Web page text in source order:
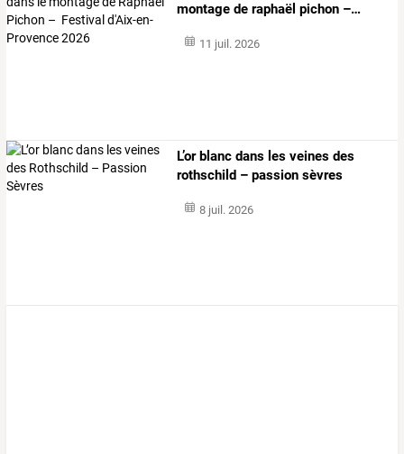
montage de raphaël pichon –…
11 juil. 2026
L’or blanc dans les veines des
rothschild – passion sèvres
8 juil. 2026